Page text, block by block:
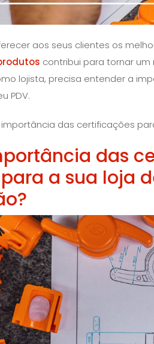
aos seus clientes os
contribui para tornar
lojista, precisa entender a
PDV.
das certificações
das
a sua loja